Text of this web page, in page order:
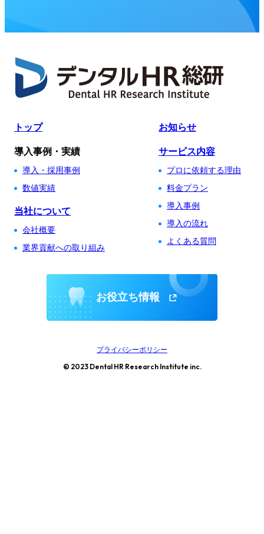
トップ
導入事例・実績
導入・採用事例
数値実績
当社について
会社概要
業界貢献への取り組み
お知らせ
サービス内容
プロに依頼する理由
料金プラン
導入事例
導入の流れ
よくある質問
お役立ち情報
プライバシーポリシー
© 2023 Dental HR Research Institute inc.